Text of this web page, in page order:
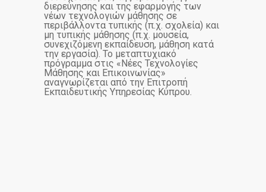
διερεύνησης και της εφαρμογής των
νέων τεχνολογιών μάθησης σε
περιβάλλοντα τυπικής (π.χ. σχολεία) και
μη τυπικής μάθησης (π.χ. μουσεία,
συνεχιζόμενη εκπαίδευση, μάθηση κατά
την εργασία). Το μεταπτυχιακό
πρόγραμμα στις «Νέες Τεχνολογίες
Μάθησης και Επικοινωνίας»
αναγνωρίζεται από την Επιτροπή
Εκπαιδευτικής Υπηρεσίας Κύπρου.